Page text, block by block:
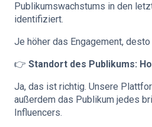
Publikumswachstums in den
identifiziert.
Je höher das Engagement,
👉 Standort des Publikums:
Ja, das ist richtig. Unsere
außerdem das Publikum jedes
Influencers.